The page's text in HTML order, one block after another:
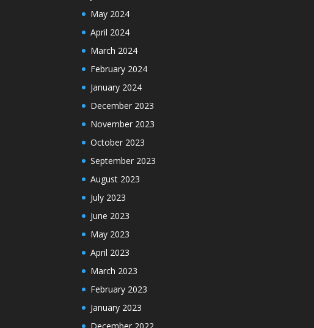
May 2024
April 2024
March 2024
February 2024
January 2024
December 2023
November 2023
October 2023
September 2023
August 2023
July 2023
June 2023
May 2023
April 2023
March 2023
February 2023
January 2023
December 2022